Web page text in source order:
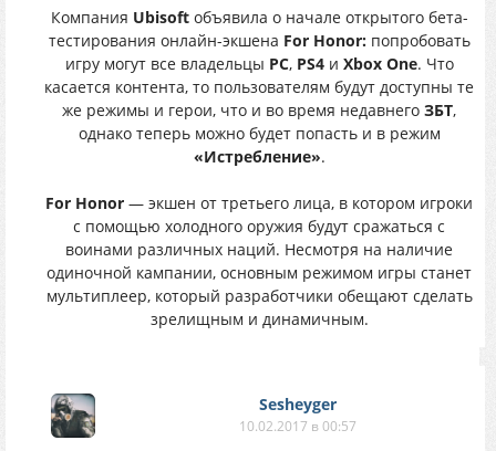
Компания Ubisoftобъявила о начале открытого бета-
тестирования онлайн-экшена For Honor:попробовать
игру могут все владельцы PC, PS4и Xbox One. Что
касается контента, то пользователям будут доступны те
же режимы и герои, что и во время недавнего ЗБТ,
однако теперь можно будет попасть и в режим
«Истребление».
For Honor — экшен от третьего лица, в котором игроки
с помощью холодного оружия будут сражаться с
воинами различных наций. Несмотря на наличие
одиночной кампании, основным режимом игры станет
мультиплеер, который разработчики обещают сделать
зрелищным и динамичным.
Sesheyger
10.02.2017 в 00:57